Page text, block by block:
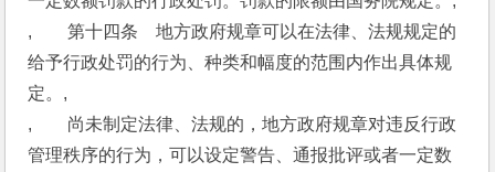
,　　第十四条　地方政府规章可以在法律、法规规定的
给予行政处罚的行为、种类和幅度的范围内作出具体规
定。,
,　　尚未制定法律、法规的，地方政府规章对违反行政
管理秩序的行为，可以设定警告、通报批评或者一定数